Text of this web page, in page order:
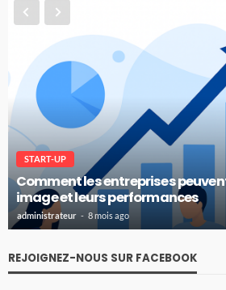
START-UP
Comment les entreprises
image et leurs performances
administrateur 8 mois ago
REJOIGNEZ-NOUS SUR FACEBOOK